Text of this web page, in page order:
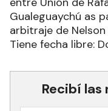
Gualeguaychú as
arbitraje de Nelson
Tiene fecha libre:
Recibí